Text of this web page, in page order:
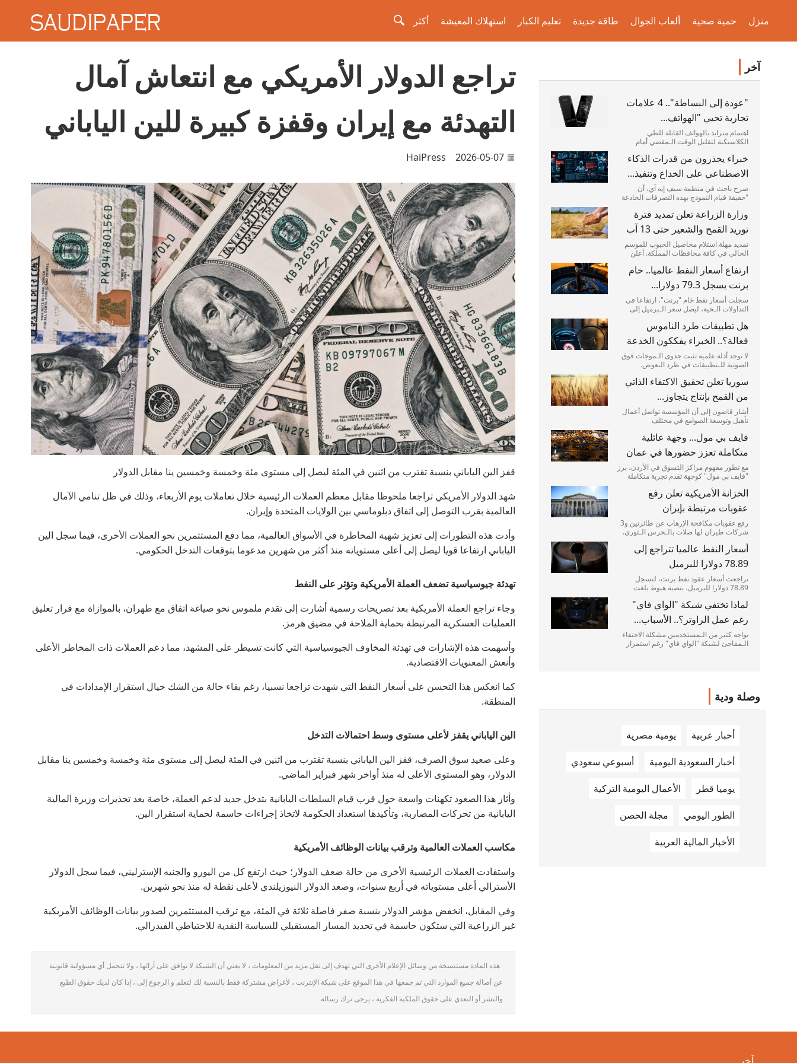
منزل حمية صحية ألعاب الجوال طاقة جديدة تعليم الكبار استهلاك المعيشة أكثر
تراجع الدولار الأمريكي مع انتعاش آمال
التهدئة مع إيران وقفزة كبيرة للين الياباني
2026-05-07
HaiPress
قفز الين الياباني بنسبة تقترب من اثنين في المئة ليصل إلى مستوى مئة وخمسة وخمسين ينا مقابل الدولار
شهد الدولار الأمريكي تراجعا ملحوظا مقابل معظم العملات الرئيسية خلال تعاملات يوم الأربعاء، وذلك في ظل تنامي الآمال
العالمية بقرب التوصل إلى اتفاق دبلوماسي بين الولايات المتحدة وإيران.
وأدت هذه التطورات إلى تعزيز شهية المخاطرة في الأسواق العالمية، مما دفع المستثمرين نحو العملات الأخرى، فيما سجل الين
الياباني ارتفاعا قويا ليصل إلى أعلى مستوياته منذ أكثر من شهرين مدعوما بتوقعات التدخل الحكومي.
تهدئة جيوسياسية تضعف العملة الأمريكية وتؤثر على النفط
وجاء تراجع العملة الأمريكية بعد تصريحات رسمية أشارت إلى تقدم ملموس نحو صياغة اتفاق مع طهران، بالموازاة مع قرار تعليق
العمليات العسكرية المرتبطة بحماية الملاحة في مضيق هرمز.
وأسهمت هذه الإشارات في تهدئة المخاوف الجيوسياسية التي كانت تسيطر على المشهد، مما دعم العملات ذات المخاطر الأعلى
وأنعش المعنويات الاقتصادية.
كما انعكس هذا التحسن على أسعار النفط التي شهدت تراجعا نسبيا، رغم بقاء حالة من الشك حيال استقرار الإمدادات في
المنطقة.
الين الياباني يقفز لأعلى مستوى وسط احتمالات التدخل
وعلى صعيد سوق الصرف، قفز الين الياباني بنسبة تقترب من اثنين في المئة ليصل إلى مستوى مئة وخمسة وخمسين ينا مقابل
الدولار، وهو المستوى الأعلى له منذ أواخر شهر فبراير الماضي.
وأثار هذا الصعود تكهنات واسعة حول قرب قيام السلطات اليابانية بتدخل جديد لدعم العملة، خاصة بعد تحذيرات وزيرة المالية
اليابانية من تحركات المضاربة، وتأكيدها استعداد الحكومة لاتخاذ إجراءات حاسمة لحماية استقرار الين.
مكاسب العملات العالمية وترقب بيانات الوظائف الأمريكية
واستفادت العملات الرئيسية الأخرى من حالة ضعف الدولار؛ حيث ارتفع كل من اليورو والجنيه الإسترليني، فيما سجل الدولار
الأسترالي أعلى مستوياته في أربع سنوات، وصعد الدولار النيوزيلندي لأعلى نقطة له منذ نحو شهرين.
وفي المقابل، انخفض مؤشر الدولار بنسبة صفر فاصلة ثلاثة في المئة، مع ترقب المستثمرين لصدور بيانات الوظائف الأمريكية
غير الزراعية التي ستكون حاسمة في تحديد المسار المستقبلي للسياسة النقدية للاحتياطي الفيدرالي.
هذه المادة مستنسخة من وسائل الإعلام الأخرى التي تهدف إلى نقل مزيد من المعلومات ، لا يعني أن الشبكة لا توافق على آرائها ، ولا تتحمل أي مسؤولية قانونية
عن أصالة جميع الموارد التي تم جمعها في هذا الموقع على شبكة الإنترنت ، لأغراض مشتركة فقط بالنسبة لك لتعلم و الرجوع إلى ، إذا كان لديك حقوق الطبع
والنشر أو التعدي على حقوق الملكية الفكرية ، يرجى ترك رسالة
آخر
"عودة إلى البساطة".. 4 علامات
تجارية تحيي "الهواتف...
اهتمام متزايد بالهواتف القابلة للطي
الكلاسيكية لتقليل الوقت الـمقضي أمام
لايت، وسونيم تقدم أجهزة تجمع بين البساطة
والميزات الأساسية. بعد نحو عقدين من هيمنة
الهواتف الذكية،...
خبراء يحذرون من قدرات الذكاء
الاصطناعي على الخداع وتنفيذ...
صرح باحث في منظمة سيف إيه آي، أن
"حقيقة قيام النموذج بهذه التصرفات الخادعة
وهي تنشئ هويات مزيفة على الإنترنت
للحصول على وصول غير مصرح به إلى أنظمة
آمنة. وكشف معهد أمن الذكاء...
وزارة الزراعة تعلن تمديد فترة
توريد القمح والشعير حتى 13 آب
تمديد مهلة استلام محاصيل الحبوب للموسم
الحالي في كافة محافظات المملكة. أعلن
أمين عام وزارة الزراعة ، ورئيس اللجنة
المركزية لشراء الحبوب للموسم الزراعي
2025/2026، محمد الحياري، عن تمديد فترة
توريد المحاصيل الزراعية من...
ارتفاع أسعار النفط عالميا.. خام
برنت يسجل 79.3 دولارا...
سجلت أسعار نفط خام "برنت"، ارتفاعا في
التداولات الـحية، ليصل سعر الـبرميل إلى
الـأسواق الـعالمية وسط متابعة حثيثة من
الـمتداولين لتوازنات العرض والطلب، وتأثر
أبرز مؤشرات الـطاقة...
هل تطبيقات طرد الناموس
فعالة؟.. الخبراء يفككون الخدعة
لا توجد أدلة علمية تثبت جدوى الـموجات فوق
الصوتية للـتطبيقات في طرد البعوض.
إصدار موجات صوتية بشدة كافية لإبعاد
الـحشرات. يلجأ كثير من الـمستخدمين مع
حلول فصل الصيف إلى تحميل...
سوريا تعلن تحقيق الاكتفاء الذاتي
من القمح بإنتاج يتجاوز...
أشار قاضون إلى أن المؤسسة تواصل أعمال
تأهيل وتوسعة الصوامع في مختلف
العامة للحبوب في سوريا، الأربعاء، أن إجمالي
الكميات المستلمة من القمح للموسم الحالي
وصلت إلى مليونين و700 ألف...
فايف بي مول... وجهة عائلية
متكاملة تعزز حضورها في عمان
مع تطور مفهوم مراكز التسوق في الأردن، برز
"فايف بي مول" كوجهة تقدم تجربة متكاملة
مكان واحد، ليصبح أحد الخيارات المفضلة
للعائلات والزوار في العاصمة عمان. ويعد
"فايف بي مول" من أبرز...
الخزانة الأمريكية تعلن رفع
عقوبات مرتبطة بإيران
رفع عقوبات مكافحة الإرهاب عن طائرتين و3
شركات طيران لها صلات بالـحرس الـثوري.
مسؤول ينفي أن يكون الإجراء إشارة لتغير في
الـسياسة الأمريكية نحو إيران. أعلنت وزارة
الخزانة الأمريكية عن رفع عقوبات مرتبطة
بإيران، شملت...
أسعار النفط عالميا تتراجع إلى
78.89 دولارا للبرميل
تراجعت أسعار عقود نفط برنت، لتسجل
78.89 دولارا للبرميل، بنصبة هبوط بلغت
في التداولات الـحية المباشرة. ويأتي هذا
التراجع الـطفيف في ظل موجة من التقلبات
الـتي تشهدها أسواق...
لماذا تختفي شبكة "الواي فاي"
رغم عمل الراوتر؟.. الأسباب...
يواجه كثير من الـمستخدمين مشكلة الاختفاء
الـمفاجئ لشبكة "الواي فاي" رغم استمرار
وصلة ودية
أخبار عربية يومية مصرية
أخبار السعودية اليومية أسبوعي سعودي
يوميا قطر الأعمال اليومية التركية
الطور اليومي مجلة الحصن
الأخبار المالية العربية